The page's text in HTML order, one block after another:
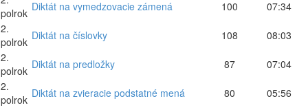
polrok Diktát na vymedzovacie zámená 100
07:34
2.
polrok Diktát na číslovky 108
08:03
2.
polrok Diktát na predložky 87
07:04
2.
polrok Diktát na zvieracie podstatné mená 80
05:56